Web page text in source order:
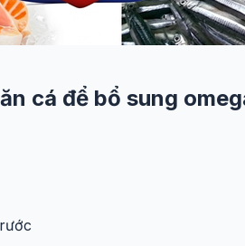
cá để bổ sung